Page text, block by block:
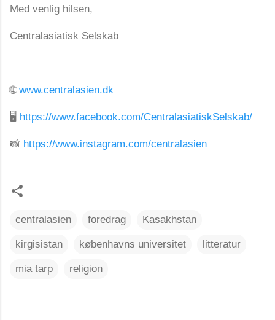
Med venlig hilsen,
Centralasiatisk Selskab
🌐www.centralasien.dk
🖥️ https://www.facebook.com/CentralasiatiskSelskab/
📸 https://www.instagram.com/centralasien
centralasien foredrag Kasakhstan
kirgisistan københavns universitet litteratur
mia tarp religion